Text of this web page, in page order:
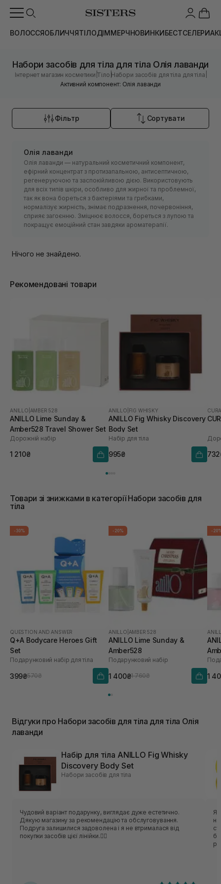
ВОЛОССЯОБЛИЧЧЯТІЛОДІММЕРЧНОВИНКИБЕСТСЕЛЕРИ
Набори засобів для тіла для тіла Олія лаванди
Інтернет магазин косметики |Тіло |Набори засобів для тіла для тіла
Активний компонент: Олія лаванди
Фільтр Сортувати
Олія лаванди
Олія лаванди — натуральний косметичний компонент,
ефірний концентрат з протизапальною, антисептичною,
регенеруючою та заспокійливою дією. Використовують
для всіх типів шкіри, особливо для жирної та проблемної,
так як вона бореться з бактеріями та грибками,
нормалізує жирність, знімає подразнення, почервоніння,
сприяє загоєнню. Зміцнює волосся, бореться з лупою та
покращує емоційний стан завдяки ароматерапії.
Нічого не знайдено.
Рекомендовані товари
ANILLO AMBER 528
ANILLO Lime Sunday &
Amber528 Travel Shower Set
Дорожній набір
1 210₴
ANILLO FIG WHISKY
ANILLO Fig Whisky Discovery
Body Set
Набір для тіла
995₴
Товари зі знижками в категорії Набори засобів для
тіла
-30%
QUESTION AND ANSWER
Q+A Bodycare Heroes Gift
Set
Подарунковий набір для тіла
399₴570₴
-20%
ANILLO AMBER 528
ANILLO Lime Sunday &
Amber528
Подарунковий набір
1 400₴1 760₴
-
1
Відгуки про Набори засобів для тіла для тіла Олія
лаванди
Набір для тіла ANILLO Fig Whisky
Discovery Body Set
Набори засобів для тіла
Чудовий варіант подарунку, виглядає дуже естетично.
Дякую магазину за рекомендацію та обслуговування.
Подруга залишилися задоволена і я не втрималася від
покупки засобів цієї лінійки.❤️‍🔥